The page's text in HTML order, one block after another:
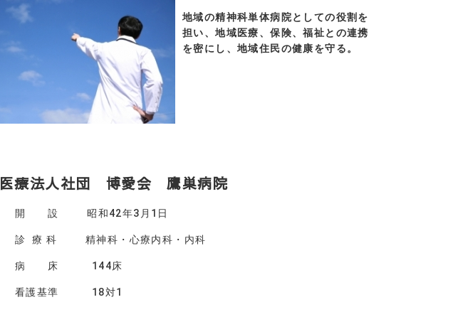
地域の精神科単体病院としての役割を
担い、地域医療、保険、福祉との連携
を密にし、地域住民の健康を守る。
医療法人社団 博愛会 鷹巣病院
開 設 昭和42年3月1日
診 療 科 精神科・心療内科・内科
病 床 144床
看護基準 18対1